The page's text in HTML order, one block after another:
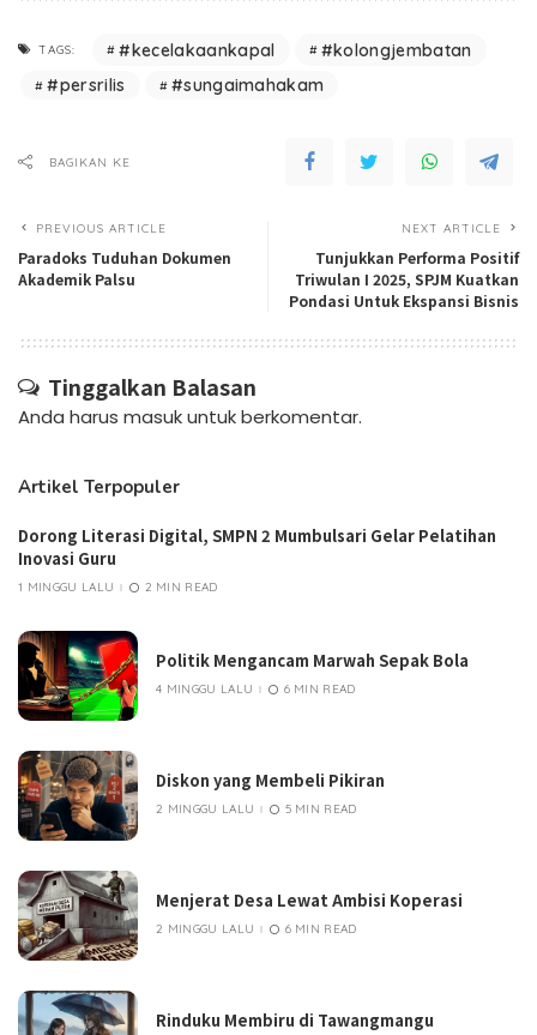
TAGS: #kecelakaankapal
#kolongjembatan
#persrilis
#sungaimahakam
BAGIKAN KE
PREVIOUS ARTICLE
Paradoks Tuduhan Dokumen
Akademik Palsu
NEXT ARTICLE
Tunjukkan Performa Positif
Triwulan I 2025, SPJM Kuatkan
Pondasi Untuk Ekspansi Bisnis
Tinggalkan Balasan
Anda harus masukuntuk berkomentar.
Artikel Terpopuler
Dorong Literasi Digital, SMPN 2 Mumbulsari Gelar Pelatihan
Inovasi Guru
1 MINGGU LALU 2 MIN READ
Politik Mengancam Marwah Sepak Bola
4 MINGGU LALU 6 MIN READ
Diskon yang Membeli Pikiran
2 MINGGU LALU 5 MIN READ
Menjerat Desa Lewat Ambisi Koperasi
2 MINGGU LALU 6 MIN READ
Rinduku Membiru di Tawangmangu